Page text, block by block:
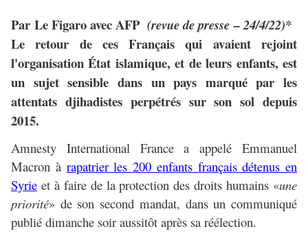
Par Le Figaro avec AFP (revue de presse – 24/4/22)*
Le retour de ces Français qui avaient rejoint
l'organisation État islamique, et de leurs enfants, est
un sujet sensible dans un pays marqué par les
attentats djihadistes perpétrés sur son sol depuis
2015.
Amnesty International France a appelé Emmanuel
Macron à rapatrier les 200 enfants français détenus en
Syrie et à faire de la protection des droits humains «une
priorité» de son second mandat, dans un communiqué
publié dimanche soir aussitôt après sa réélection.